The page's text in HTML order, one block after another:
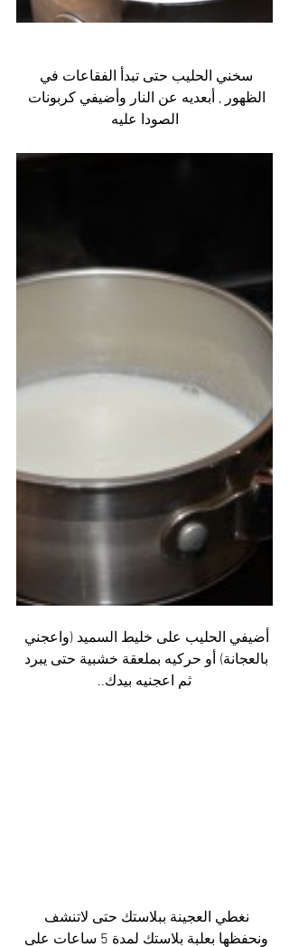
سخني الحليب حتى تبدأ الفقاعات في
الظهور , أبعديه عن النار وأضيفي كربونات
الصودا عليه
أضيفي الحليب على خليط السميد (واعجني
بالعجانة) أو حركيه بملعقة خشبية حتى يبرد
ثم اعجنيه بيدك..
نغطي العجينة ببلاستك حتى لاتنشف
ونحفظها بعلبة بلاستك لمدة 5 ساعات على